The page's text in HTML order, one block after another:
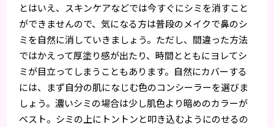
とはいえ、スキンケアなどでは今すぐにシミを消すこと
ができませんので、気になる方は普段のメイクで鼻のシ
ミを自然に消していきましょう。ただし、間違った方法
ではかえって厚塗り感が出たり、時間とともにヨレてシ
ミが目立ってしまうこともあります。自然にカバーする
には、まず自分の肌になじむ色のコンシーラーを選びま
しょう。濃いシミの場合は少し肌色より暗めのカラーが
ベスト。シミの上にトントンと叩き込むようにのせるの